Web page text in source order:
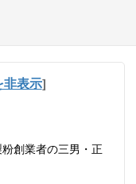
非表示]
創業者の三男・正